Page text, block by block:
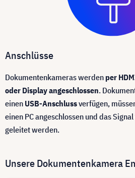
Anschlüsse
Dokumentenkameras werden per
oder Display angeschlossen.
einen USB-Anschlussverfügen,
einen PC angeschlossen und das
geleitet werden.
Unsere Dokumentenkamera